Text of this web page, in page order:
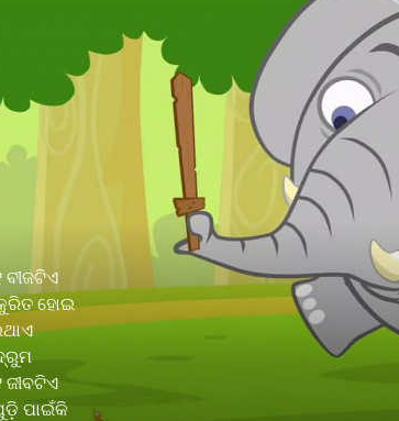
ବୀଜଟିଏ
ହୋଇ
ଜୀବଟିଏ
ପାଇଁକି